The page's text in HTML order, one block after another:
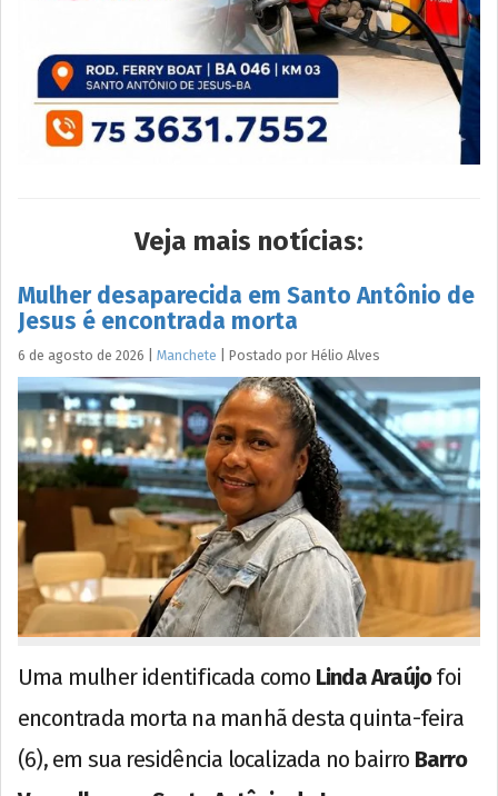
Veja mais notícias:
Mulher desaparecida em Santo Antônio de
Jesus é encontrada morta
6 de agosto de 2026 Manchete Postado por Hélio Alves
Uma mulher identificada como Linda Araújofoi
encontrada morta na manhã desta quinta-feira
(6), em sua residência localizada no bairro Barro